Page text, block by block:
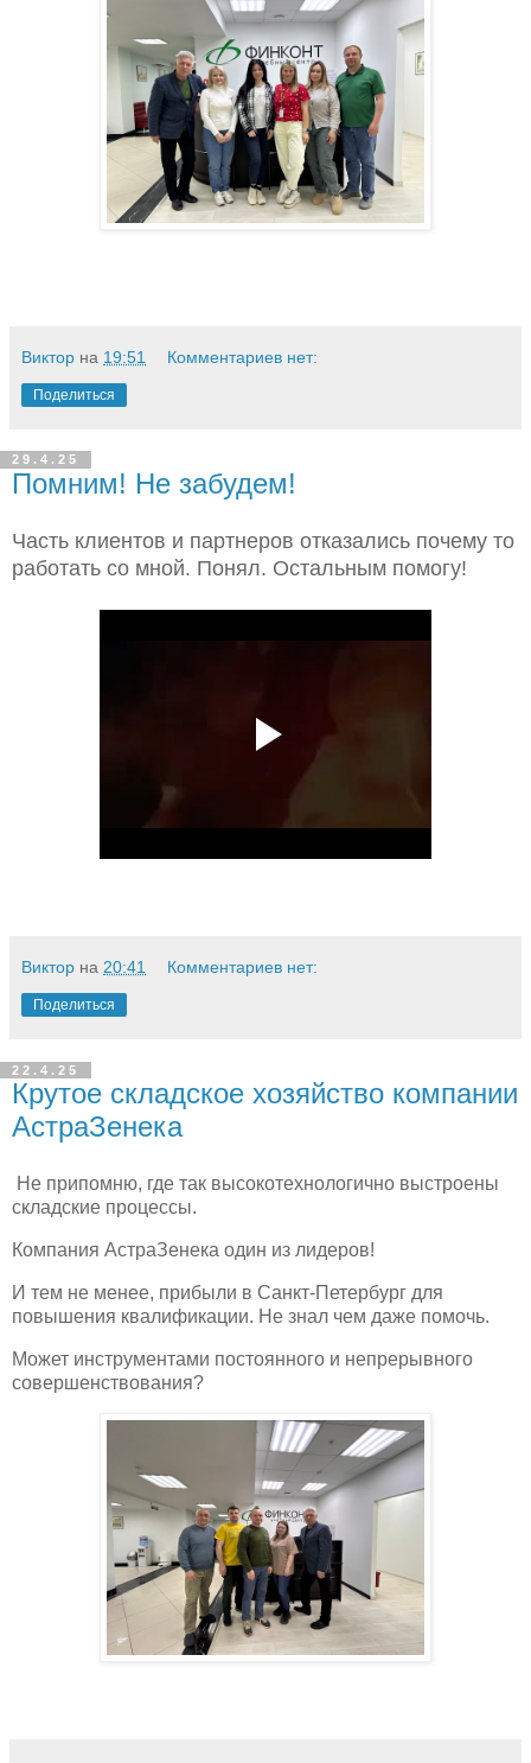
Виктор на 19:51 Комментариев нет:
Поделиться
29.4.25
Помним! Не забудем!
Часть клиентов и партнеров отказались почему то
работать со мной. Понял. Остальным помогу!
Виктор на 20:41 Комментариев нет:
Поделиться
22.4.25
Крутое складское хозяйство компании
АстраЗенека
Не припомню, где так высокотехнологично выстроены
складские процессы.
Компания АстраЗенека один из лидеров!
И тем не менее, прибыли в Санкт-Петербург для
повышения квалификации. Не знал чем даже помочь.
Может инструментами постоянного и непрерывного
совершенствования?